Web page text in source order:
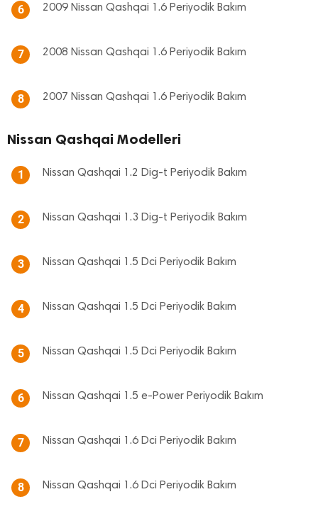
6 2009 Nissan Qashqai 1.6 Periyodik Bakım
7 2008 Nissan Qashqai 1.6 Periyodik Bakım
8 2007 Nissan Qashqai 1.6 Periyodik Bakım
Nissan Qashqai Modelleri
1 Nissan Qashqai 1.2 Dig-t Periyodik Bakım
2 Nissan Qashqai 1.3 Dig-t Periyodik Bakım
3 Nissan Qashqai 1.5 Dci Periyodik Bakım
4 Nissan Qashqai 1.5 Dci Periyodik Bakım
5 Nissan Qashqai 1.5 Dci Periyodik Bakım
6 Nissan Qashqai 1.5 e-Power Periyodik Bakım
7 Nissan Qashqai 1.6 Dci Periyodik Bakım
8 Nissan Qashqai 1.6 Dci Periyodik Bakım